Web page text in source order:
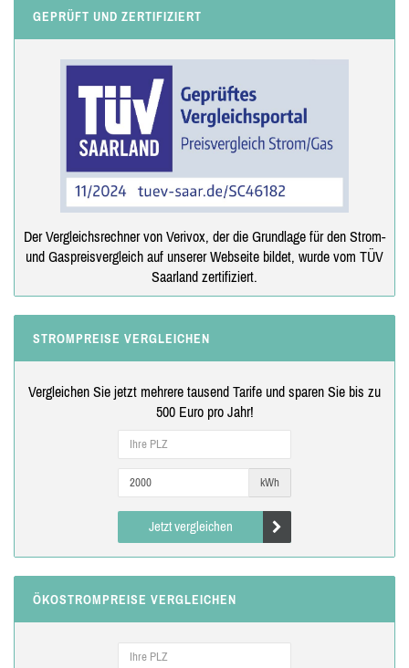
GEPRÜFT UND ZERTIFIZIERT
Der Vergleichsrechner von Verivox, der die Grundlage für den Strom-
und Gaspreisvergleich auf unserer Webseite bildet, wurde vom TÜV
Saarland zertifiziert.
STROMPREISE VERGLEICHEN
Vergleichen Sie jetzt mehrere tausend Tarife und sparen Sie bis zu
500 Euro pro Jahr!
kWh
Jetzt vergleichen
ÖKOSTROMPREISE VERGLEICHEN